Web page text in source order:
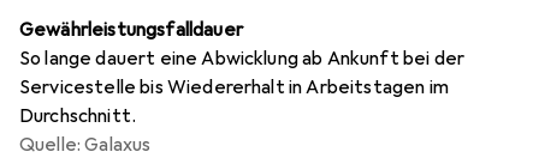
Gewährleistungsfalldauer
So lange dauert eine Abwicklung ab Ankunft bei der
Servicestelle bis Wiedererhalt in Arbeitstagen im
Durchschnitt.
Quelle: Galaxus